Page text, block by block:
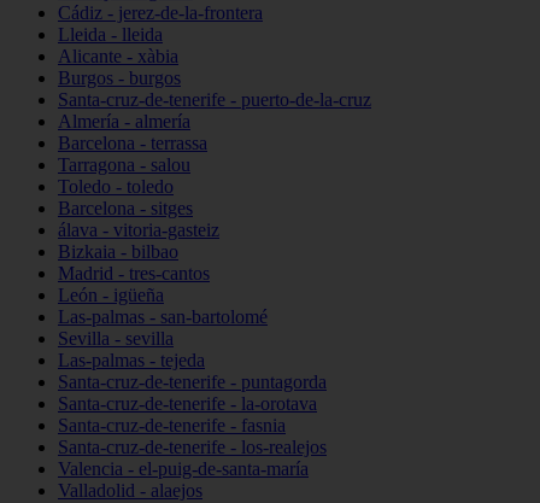
Cádiz - jerez-de-la-frontera
Lleida - lleida
Alicante - xàbia
Burgos - burgos
Santa-cruz-de-tenerife - puerto-de-la-cruz
Almería - almería
Barcelona - terrassa
Tarragona - salou
Toledo - toledo
Barcelona - sitges
álava - vitoria-gasteiz
Bizkaia - bilbao
Madrid - tres-cantos
León - igüeña
Las-palmas - san-bartolomé
Sevilla - sevilla
Las-palmas - tejeda
Santa-cruz-de-tenerife - puntagorda
Santa-cruz-de-tenerife - la-orotava
Santa-cruz-de-tenerife - fasnia
Santa-cruz-de-tenerife - los-realejos
Valencia - el-puig-de-santa-maría
Valladolid - alaejos